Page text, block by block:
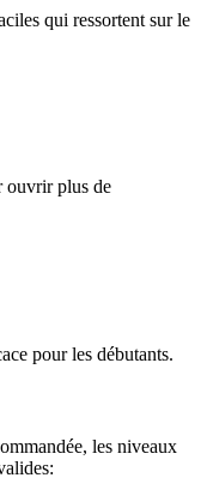
qui ressortent sur le
ouvrir plus de
pour les débutants.
les niveaux